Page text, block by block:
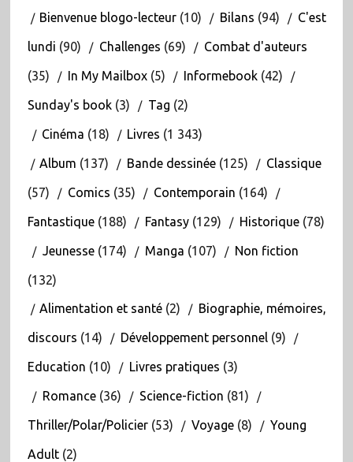
Bienvenue blogo-lecteur(10) Bilans (94) C'est
lundi (90) Challenges (69) Combat d'auteurs
(35) In My Mailbox(5) Informebook(42)
Sunday's book(3) Tag (2)
Cinéma (18) Livres (1 343)
Album (137) Bande dessinée(125) Classique
(57) Comics (35) Contemporain (164)
Fantastique(188) Fantasy(129) Historique(78)
Jeunesse(174) Manga (107) Non fiction
(132)
Alimentation et santé(2) Biographie, mémoires,
discours (14) Développement personnel (9)
Education (10) Livres pratiques (3)
Romance(36) Science-fiction (81)
Thriller/Polar/Policier(53) Voyage(8) Young
Adult(2)